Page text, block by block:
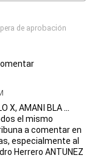
de aprobación
X, AMANI BLA ...
el mismo
a comentar en
especialmente al
Herrero ANTUNEZ